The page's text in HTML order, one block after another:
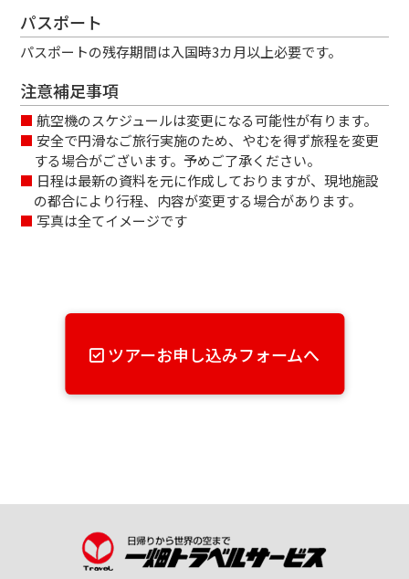
パスポート
パスポートの残存期間は入国時3カ月以上必要です。
注意補足事項
航空機のスケジュールは変更になる可能性が有ります。
安全で円滑なご旅行実施のため、やむを得ず旅程を変更
する場合がございます。予めご了承ください。
日程は最新の資料を元に作成しておりますが、現地施設
の都合により行程、内容が変更する場合があります。
写真は全てイメージです
ツアーお申し込みフォームへ